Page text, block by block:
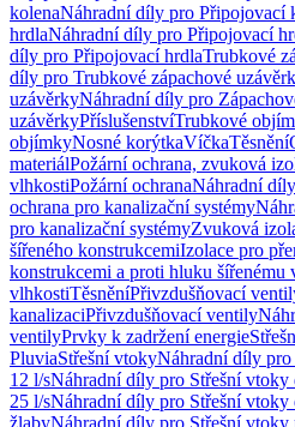
kolenaNáhradní díly pro Připojovací
hrdlaNáhradní díly pro Připojovací
díly pro Připojovací hrdlaTrubkové
díly pro Trubkové zápachové
uzávěrkyNáhradní díly pro
uzávěrkyPříslušenstvíTrubkové
objímkyNosné korýtkaVíčkaTěsnění
materiálPožární ochrana, zvuková
vlhkostiPožární ochranaNáhradní
ochrana pro kanalizační systémy
pro kanalizační systémyZvuková
šířeného konstrukcemiIzolace pro
konstrukcemi a proti hluku šířenému
vlhkostiTěsněníPřivzdušňovací
kanalizaciPřivzdušňovací ventily
ventilyPrvky k zadržení energie
PluviaStřešní vtokyNáhradní díly
12 l/sNáhradní díly pro Střešní vtoky
25 l/sNáhradní díly pro Střešní vtoky
žlabyNáhradní díly pro Střešní vtoky